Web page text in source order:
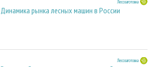
Лесозаготовка
Динамика рынка лесных машин в России
Лесозаготовка